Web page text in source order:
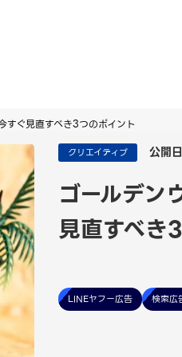
すぐ見直すべき3つのポイント
クリエイティブ 公開
ゴールデン
見直すべき
LINEヤフー広告 検索広